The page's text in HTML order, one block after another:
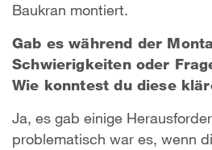
Baukran montiert.
Gab es während der
Schwierigkeiten oder
Wie konntest du diese
Ja, es gab einige
problematisch war es, wenn